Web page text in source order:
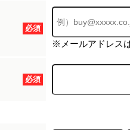
必須
※メールアドレス
必須